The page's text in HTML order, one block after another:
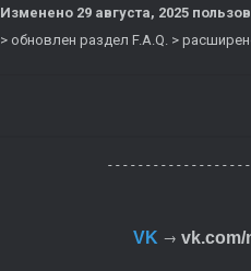
Изменено 29 августа, 2025
> обновлен раздел F.A.Q. >
- - - - - - - - - - - - - - - - - -
VK →